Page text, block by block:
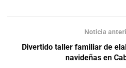
Noticia
Divertido taller familiar de
navideñas en